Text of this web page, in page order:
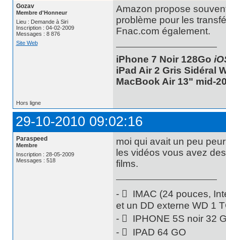
Gozav
Membre d'Honneur
Lieu : Demande à Siri
Inscription : 04-02-2009
Messages : 8 876
Site Web
Amazon propose
problème pour les
Fnac.com également.
iPhone 7 Noir 128Go
iPad Air 2 Gris Sidéral
MacBook Air 13" mid-
Hors ligne
29-10-2010 09:02:16
Paraspeed
Membre
Inscription : 28-05-2009
Messages : 518
moi qui avait un peu
les vidéos vous avez
films.
-  IMAC (24 pouces,
et un DD externe WD 1
-  IPHONE 5S noir 32
-  IPAD 64 GO